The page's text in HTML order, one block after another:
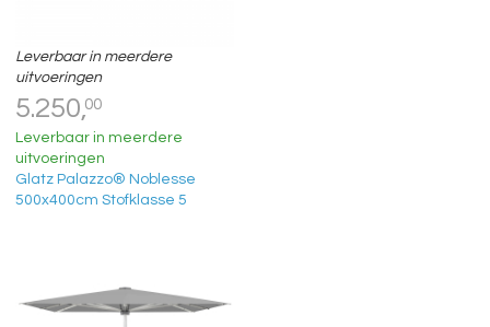
Leverbaar in meerdere
uitvoeringen
5.250,00
Leverbaar in meerdere
uitvoeringen
Glatz Palazzo® Noblesse
500x400cm Stofklasse 5